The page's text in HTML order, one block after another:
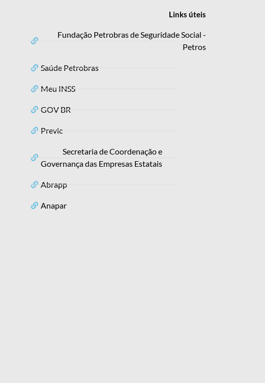
Links úteis
Fundação Petrobras de Seguridade Social -
Petros
Saúde Petrobras
Meu INSS
GOV BR
Previc
Secretaria de Coordenação e
Governança das Empresas Estatais
Abrapp
Anapar